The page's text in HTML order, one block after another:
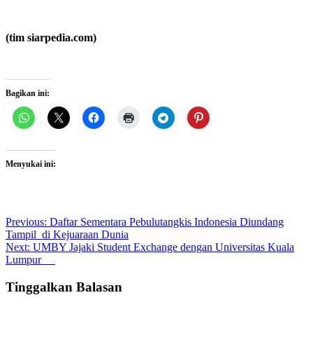
(tim siarpedia.com)
Bagikan ini:
Menyukai ini:
Post
navigation
Previous: Daftar Sementara Pebulutangkis Indonesia Diundang
Tampil di Kejuaraan Dunia
Next: UMBY Jajaki Student Exchange dengan Universitas Kuala
Lumpur
Tinggalkan Balasan